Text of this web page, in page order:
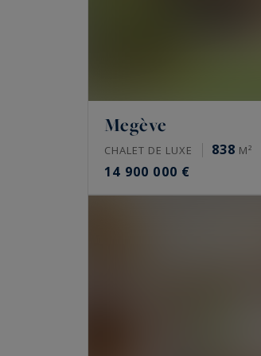
Megève
CHALET DE LUXE 838 M²
14 900 000 €